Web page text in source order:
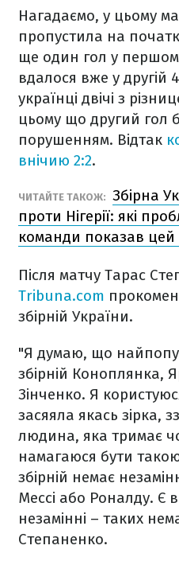
Нагадаємо, у цьому
пропустила на
ще один гол у
вдалося вже у другій
українці двічі з
цьому що другий гол
порушенням. Відтак
внічию 2:2.
ЧИТАЙТЕ ТАКОЖ: Збірна
проти Нігерії: які
команди показав цей
Після матчу Тарас
Tribuna.com
збірній України.
"Я думаю, що
збірній Коноплянка,
Зінченко. Я
засяяла якась зірка,
людина, яка тримає
намагаюся бути
збірній немає
Мессі або Роналду. Є
незамінні – таких
Степаненко.